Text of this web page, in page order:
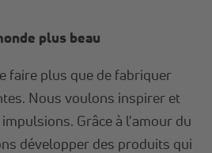
plus beau
faire plus que de fabriquer
Nous voulons inspirer et
Grâce à l'amour du
développer des produits qui